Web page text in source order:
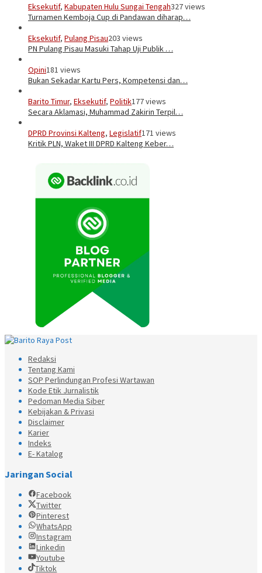
Eksekutif, Kabupaten Hulu Sungai Tengah327 views
Turnamen Kemboja Cup di Pandawan diharap…
Eksekutif, Pulang Pisau203 views
PN Pulang Pisau Masuki Tahap Uji Publik …
Opini181 views
Bukan Sekadar Kartu Pers, Kompetensi dan…
Barito Timur, Eksekutif, Politik177 views
Secara Aklamasi, Muhammad Zakirin Terpil…
DPRD Provinsi Kalteng, Legislatif171 views
Kritik PLN, Waket III DPRD Kalteng Keber…
Redaksi
Tentang Kami
SOP Perlindungan Profesi Wartawan
Kode Etik Jurnalistik
Pedoman Media Siber
Kebijakan & Privasi
Disclaimer
Karier
Indeks
E- Katalog
Jaringan Social
Facebook
Twitter
Pinterest
WhatsApp
Instagram
Linkedin
Youtube
Tiktok